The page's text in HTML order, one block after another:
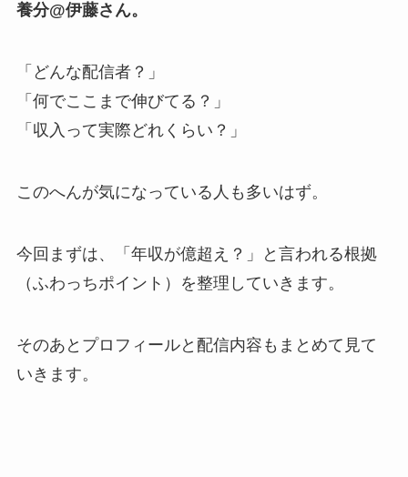
養分@伊藤さん。
「どんな配信者？」
「何でここまで伸びてる？」
「収入って実際どれくらい？」
このへんが気になっている人も多いはず。
今回まずは、「年収が億超え？」と言われる根拠
（ふわっちポイント）を整理していきます。
そのあとプロフィールと配信内容もまとめて見て
いきます。